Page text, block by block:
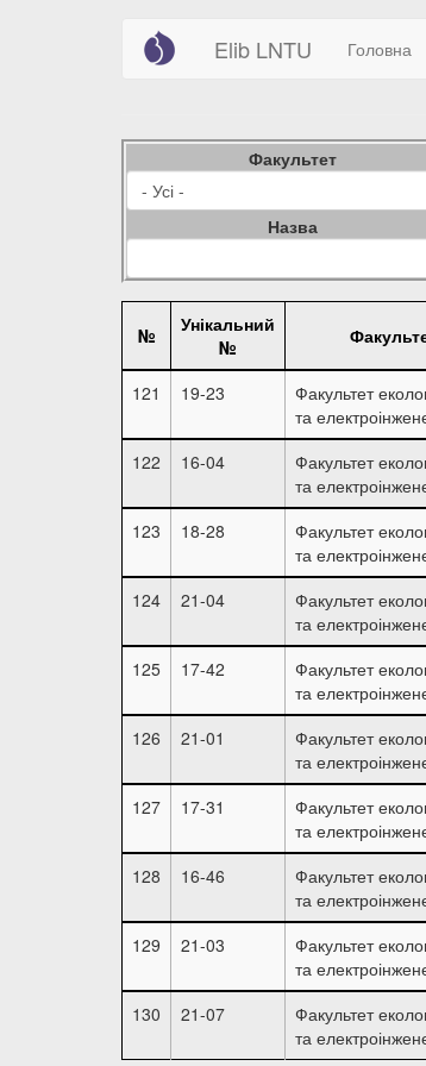
Elib LNTU
Main
navigation
Головна
User
account
Факультет
Назва
№
Унікальний
№
121 19-23
Факультет
та
122
16-04
Факультет
та
123 18-28
Факультет
та
124 21-04
Факультет
та
125 17-42
Факультет
та
126 21-01
Факультет
та
127 17-31
Факультет
та
128 16-46
Факультет
та
129 21-03
Факультет
та
130 21-07
Факультет
та